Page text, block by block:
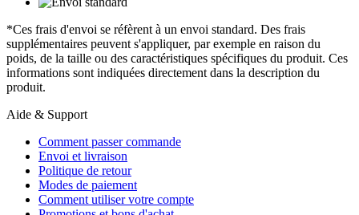
*Ces frais d'envoi se réfèrent à un envoi standard. Des frais
supplémentaires peuvent s'appliquer, par exemple en raison du
poids, de la taille ou des caractéristiques spécifiques du produit. Ces
informations sont indiquées directement dans la description du
produit.
Aide & Support
Comment passer commande
Envoi et livraison
Politique de retour
Modes de paiement
Comment utiliser votre compte